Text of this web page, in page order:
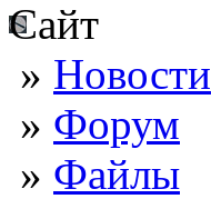
Сайт
» Новости
» Форум
» Файлы